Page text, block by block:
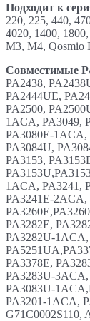
Подходит к
220, 225, 440,
4020, 1400,
M3, M4, Qosmio
Совместимые
PA2438,
PA2444UE,
PA2500,
1ACA, PA3049,
PA3080E-1ACA,
PA3084U,
PA3153,
1ACA, PA3241,
PA3241E-
PA3282E,
PA3282U-
PA3378E,
PA3283U-
PA3083U-
PA3201-1ACA,
G71C0002S110,